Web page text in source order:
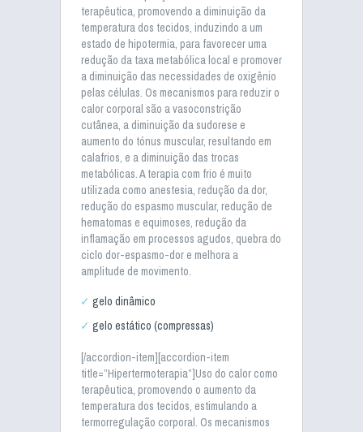
terapêutica, promovendo a diminuição da
temperatura dos tecidos, induzindo a um
estado de hipotermia, para favorecer uma
redução da taxa metabólica local e promover
a diminuição das necessidades de oxigênio
pelas células. Os mecanismos para reduzir o
calor corporal são a vasoconstrição
cutânea, a diminuição da sudorese e
aumento do tónus muscular, resultando em
calafrios, e a diminuição das trocas
metabólicas. A terapia com frio é muito
utilizada como anestesia, redução da dor,
redução do espasmo muscular, redução de
hematomas e equimoses, redução da
inflamação em processos agudos, quebra do
ciclo dor-espasmo-dor e melhora a
amplitude de movimento.
gelo dinâmico
gelo estático (compressas)
[/accordion-item][accordion-item
title=”Hipertermoterapia”]Uso do calor como
terapêutica, promovendo o aumento da
temperatura dos tecidos, estimulando a
termorregulação corporal. Os mecanismos